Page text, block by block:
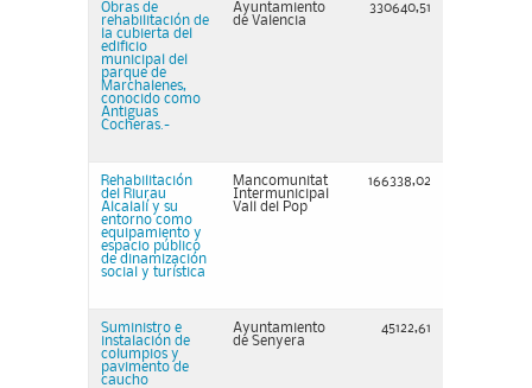
Obras de
rehabilitación de
la cubierta del
edificio
municipal del
parque de
Marchalenes,
conocido como
Antiguas
Cocheras.-
Ayuntamiento
de Valencia
330640,51
Rehabilitación
del Riurau
Alcalalí y su
entorno como
equipamiento y
espacio público
de dinamización
social y turística
Mancomunitat
Intermunicipal
Vall del Pop
166338,02
Suministro e
instalación de
columpios y
pavimento de
caucho
Ayuntamiento
de Senyera
45122,61